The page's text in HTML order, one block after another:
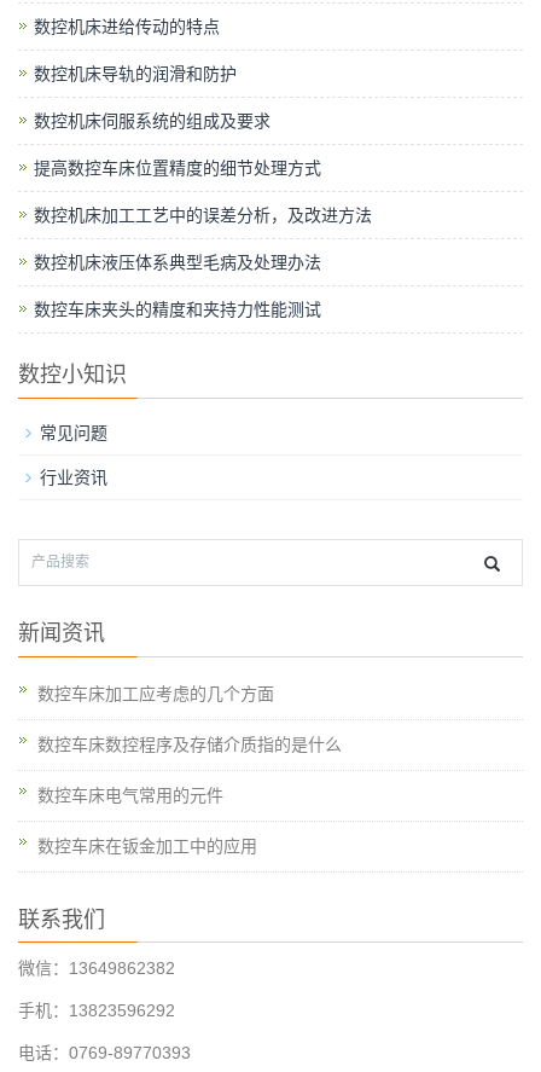
数控机床进给传动的特点
数控机床导轨的润滑和防护
数控机床伺服系统的组成及要求
提高数控车床位置精度的细节处理方式
数控机床加工工艺中的误差分析，及改进方法
数控机床液压体系典型毛病及处理办法
数控车床夹头的精度和夹持力性能测试
数控小知识
常见问题
行业资讯
新闻资讯
数控车床加工应考虑的几个方面
数控车床数控程序及存储介质指的是什么
数控车床电气常用的元件
数控车床在钣金加工中的应用
联系我们
微信：13649862382
手机：13823596292
电话：0769-89770393